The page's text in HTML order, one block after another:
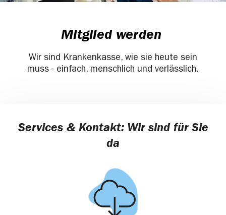
Mitglied werden
Wir sind Krankenkasse, wie sie heute sein
muss - einfach, menschlich und verlässlich.
Services & Kontakt: Wir sind für Sie
da